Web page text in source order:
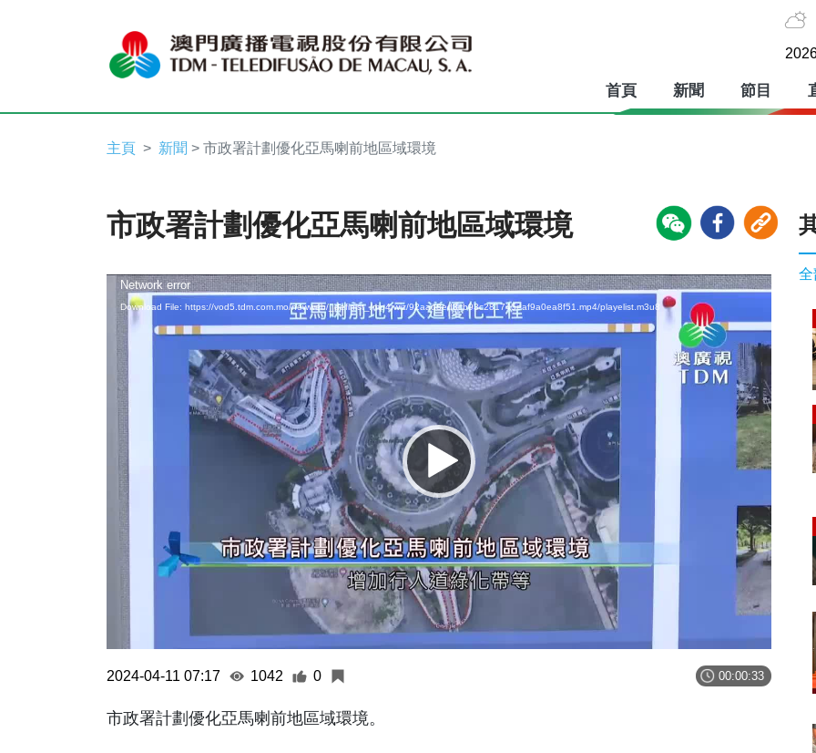
首頁 新聞 節目
主頁 新聞 > 市政署計劃優化亞馬喇前地區域環境
市政署計劃優化亞馬喇前地區域環境
Video
Player
Network error
Download File: https://vod5.tdm.com.mo/newweb/_definist_/mp4:wiz/92aad8ed3cb93c281745eaf9a0ea8f51.mp4/playelist.m3u8
2024-04-11 07:17 1042 0 00:00:33
市政署計劃優化亞馬喇前地區域環境。
全